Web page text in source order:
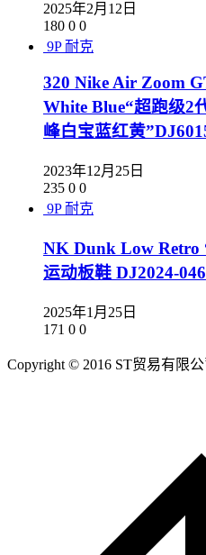
2025年2月12日
180 0 0
9P 耐克
320 Nike Air Zoom
White Blue“超跑级2
峰白宝蓝红黄
2023年12月25日
235 0 0
9P 耐克
NK Dunk Low Retro
运动板鞋 DJ2024-046
2025年1月25日
171 0 0
Copyright © 2016 ST贸易有限